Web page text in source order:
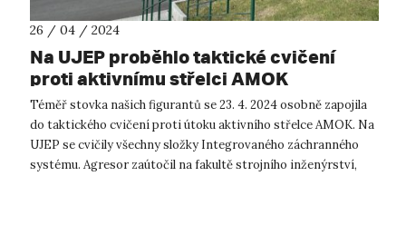
26 / 04 / 2024
Na UJEP proběhlo taktické cvičení
proti aktivnímu střelci AMOK
Téměř stovka našich figurantů se 23. 4. 2024 osobně zapojila
do taktického cvičení proti útoku aktivního střelce AMOK. Na
UJEP se cvičily všechny složky Integrovaného záchranného
systému. Agresor zaútočil na fakultě strojního inženýrství,